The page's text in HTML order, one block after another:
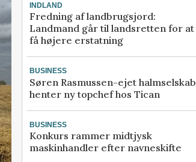
INDLAND
Fredning af landbrugsjord:
Landmand går til landsretten for at
få højere erstatning
BUSINESS
Søren Rasmussen-ejet halmselskab
henter ny topchef hos Tican
BUSINESS
Konkurs rammer midtjysk
maskinhandler efter navneskifte